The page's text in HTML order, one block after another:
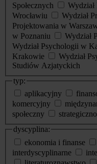
Społecznych
Wrocławiu
Wydział
Projektowania w
w Poznaniu
Wydział
Wydział Psychologii w
Krakowie
Wydział
Studiów Azjatyckich
typ:
aplikacyjny
komercyjny
społeczny
dyscyplina:
ekonomia i finanse
interdyscyplinarne